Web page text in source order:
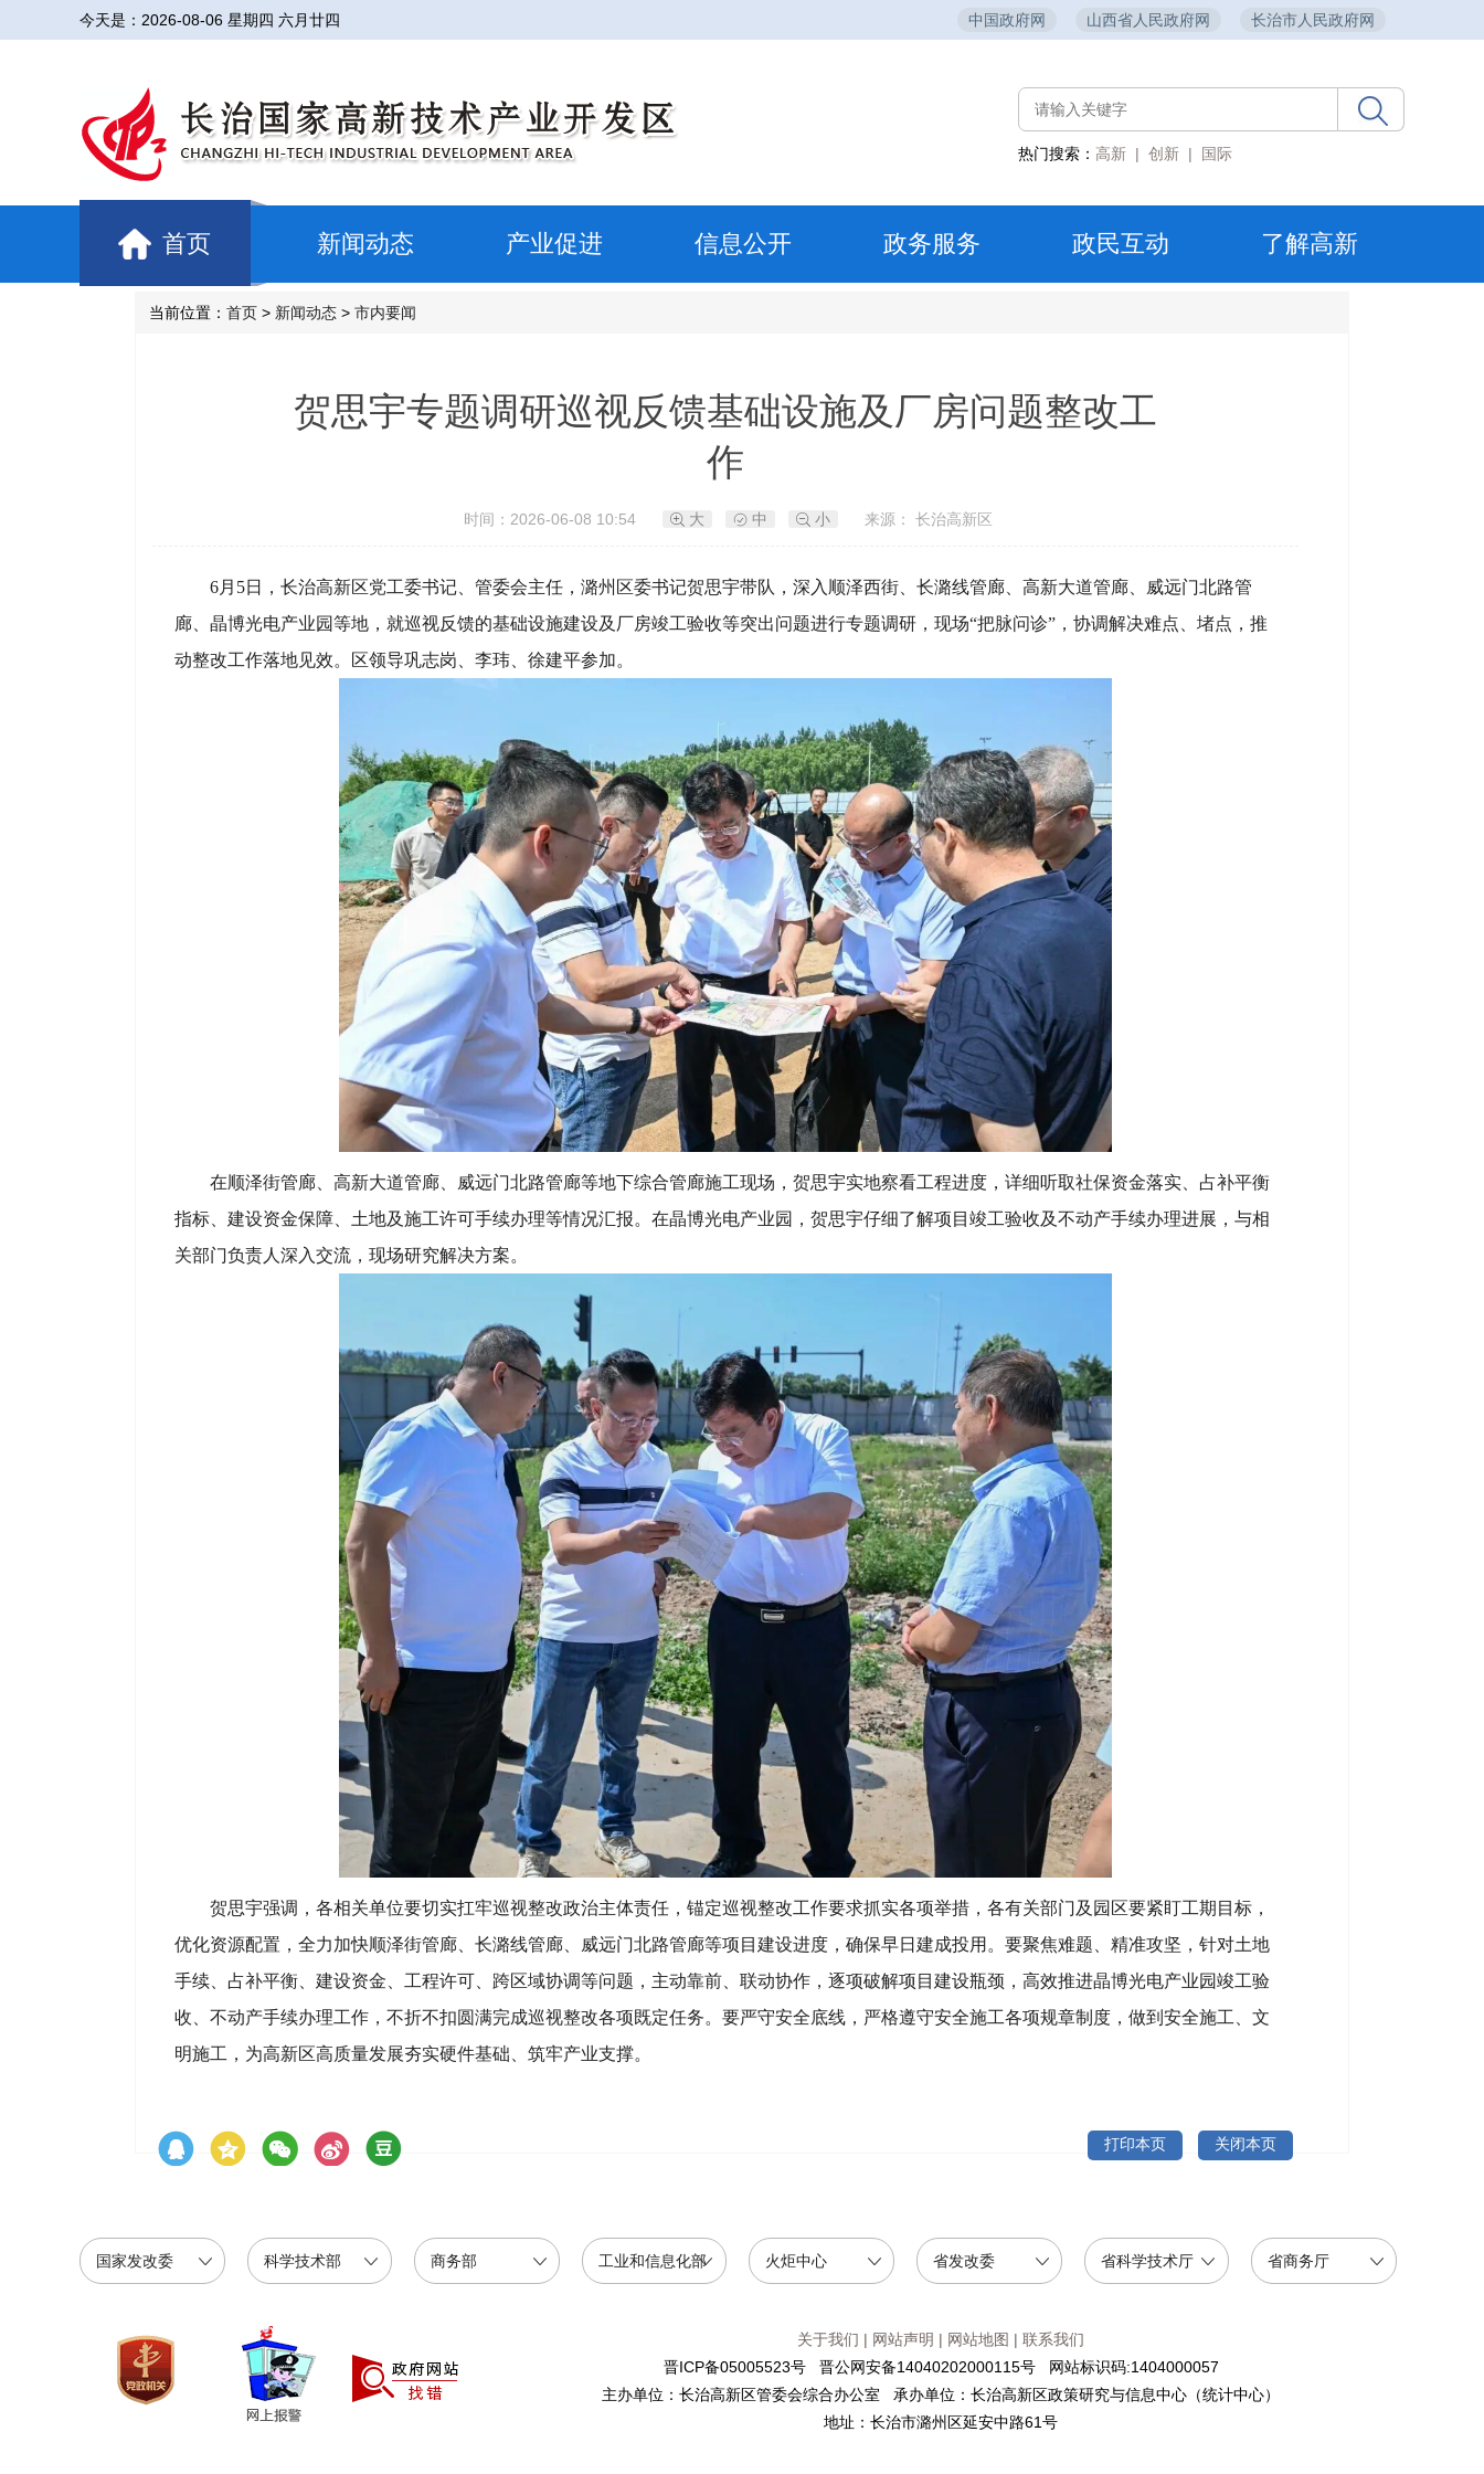
今天是： 2026-08-06 星期四 六月廿四 中国政府网 山西省人民政府网 长治市人民政府网
热门搜索： 高新 | 创新 | 国际
首页 新闻动态 产业促进 信息公开 政务服务 政民互动 了解高新
当前位置： 首页 > 新闻动态 > 市内要闻
贺思宇专题调研巡视反馈基础设施及厂房问题整改工
作
时间：2026-06-08 10:54 大 中 小 来源： 长治高新区
6月5日，长治高新区党工委书记、管委会主任，潞州区委书记贺思宇带队，深入顺泽西街、长潞线管廊、高新大道管廊、威远门北路管
廊、晶博光电产业园等地，就巡视反馈的基础设施建设及厂房竣工验收等突出问题进行专题调研，现场“把脉问诊”，协调解决难点、堵点，推
动整改工作落地见效。区领导巩志岗、李玮、徐建平参加。
在顺泽街管廊、高新大道管廊、威远门北路管廊等地下综合管廊施工现场，贺思宇实地察看工程进度，详细听取社保资金落实、占补平衡
指标、建设资金保障、土地及施工许可手续办理等情况汇报。在晶博光电产业园，贺思宇仔细了解项目竣工验收及不动产手续办理进展，与相
关部门负责人深入交流，现场研究解决方案。
贺思宇强调，各相关单位要切实扛牢巡视整改政治主体责任，锚定巡视整改工作要求抓实各项举措，各有关部门及园区要紧盯工期目标，
优化资源配置，全力加快顺泽街管廊、长潞线管廊、威远门北路管廊等项目建设进度，确保早日建成投用。要聚焦难题、精准攻坚，针对土地
手续、占补平衡、建设资金、工程许可、跨区域协调等问题，主动靠前、联动协作，逐项破解项目建设瓶颈，高效推进晶博光电产业园竣工验
收、不动产手续办理工作，不折不扣圆满完成巡视整改各项既定任务。要严守安全底线，严格遵守安全施工各项规章制度，做到安全施工、文
明施工，为高新区高质量发展夯实硬件基础、筑牢产业支撑。
打印本页 关闭本页
国家发改委 科学技术部 商务部 工业和信息化部 火炬中心 省发改委 省科学技术厅 省商务厅
关于我们 | 网站声明 | 网站地图 | 联系我们
晋ICP备05005523号晋公网安备14040202000115号 网站标识码:1404000057
主办单位：长治高新区管委会综合办公室 承办单位：长治高新区政策研究与信息中心（统计中心）
地址：长治市潞州区延安中路61号